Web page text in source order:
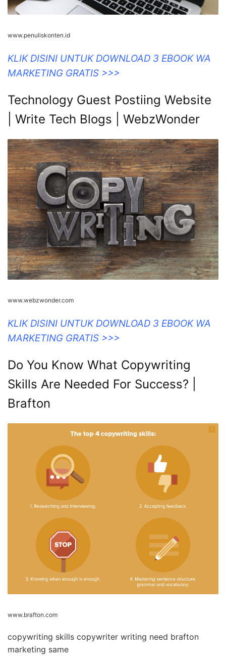
www.penuliskonten.id
KLIK DISINI UNTUK DOWNLOAD 3 EBOOK WA
MARKETING GRATIS >>>
Technology Guest Postiing Website
| Write Tech Blogs | WebzWonder
www.webzwonder.com
KLIK DISINI UNTUK DOWNLOAD 3 EBOOK WA
MARKETING GRATIS >>>
Do You Know What Copywriting
Skills Are Needed For Success? |
Brafton
www.brafton.com
copywriting skills copywriter writing need brafton
marketing same